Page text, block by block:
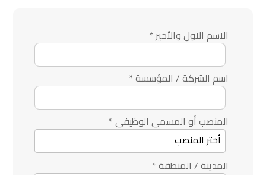
الاسم الاول والأخير *
اسم الشركة / المؤسسة*
المنصب أو المسمى الوظيفي*
المدينة / المنطقة*